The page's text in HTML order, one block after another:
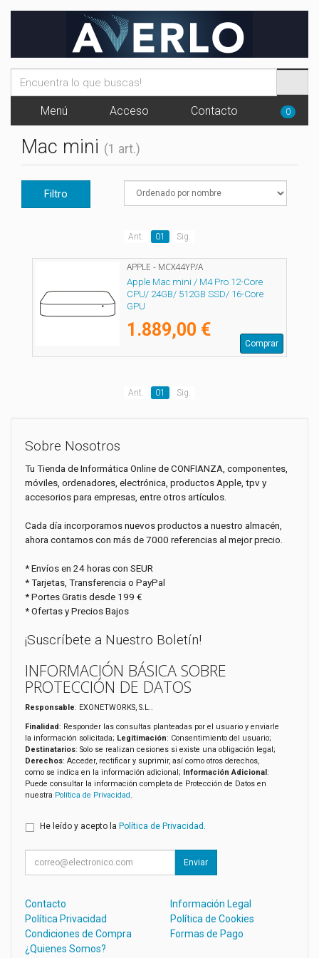
Menú Acceso Contacto 0
Mac mini (1 art.)
Filtro
Ant. 01 Sig.
APPLE - MCX44YP/A
Apple Mac mini / M4 Pro 12-Core
CPU/ 24GB/ 512GB SSD/ 16-Core
GPU
1.889,00 €
Comprar
Ant. 01 Sig.
Sobre Nosotros
Tu Tienda de Informática Online de CONFIANZA, componentes,
móviles, ordenadores, electrónica, productos Apple, tpv y
accesorios para empresas, entre otros artículos.
Cada día incorporamos nuevos productos a nuestro almacén,
ahora contamos con más de 7000 referencias al mejor precio.
* Envíos en 24 horas con SEUR
* Tarjetas, Transferencia o PayPal
* Portes Gratis desde 199 €
* Ofertas y Precios Bajos
¡Suscríbete a Nuestro Boletín!
INFORMACIÓN BÁSICA SOBRE
PROTECCIÓN DE DATOS
Responsable: EXONETWORKS, S.L..
Finalidad: Responder las consultas planteadas por el usuario y enviarle
la información solicitada; Legitimación: Consentimiento del usuario;
Destinatarios: Solo se realizan cesiones si existe una obligación legal;
Derechos: Acceder, rectificar y suprimir, así como otros derechos,
como se indica en la información adicional; Información Adicional:
Puede consultar la información completa de Protección de Datos en
nuestra Política de Privacidad.
He leído y acepto la Política de Privacidad .
Enviar
Contacto
Información Legal
Política Privacidad
Política de Cookies
Condiciones de Compra
Formas de Pago
¿Quienes Somos?